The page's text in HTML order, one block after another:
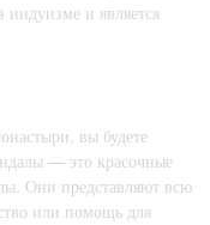
индуизме и является
вы будете
— это красочные
Они представляют всю
или помощь для